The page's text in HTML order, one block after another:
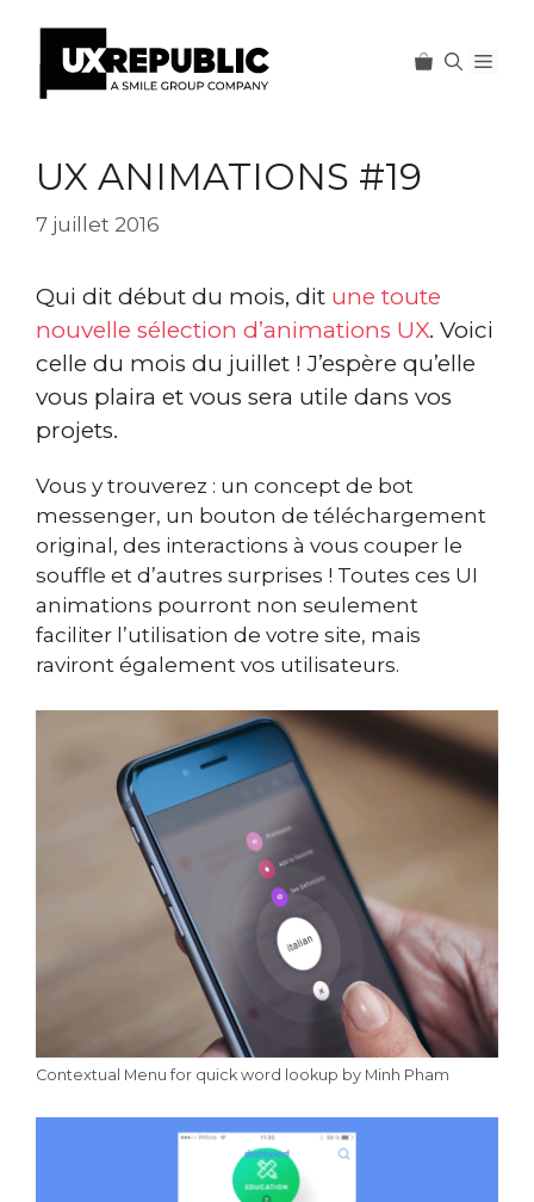
contenu
UX ANIMATIONS #19
7 juillet 2016
Qui dit début du mois, dit une toute
nouvelle sélection d’animations UX. Voici
celle du mois du juillet ! J’espère qu’elle
vous plaira et vous sera utile dans vos
projets.
Vous y trouverez : un concept de bot
messenger, un bouton de téléchargement
original, des interactions à vous couper le
souffle et d’autres surprises ! Toutes ces UI
animations pourront non seulement
faciliter l’utilisation de votre site, mais
raviront également vos utilisateurs.
Contextual Menu for quick word lookup by Minh Pham